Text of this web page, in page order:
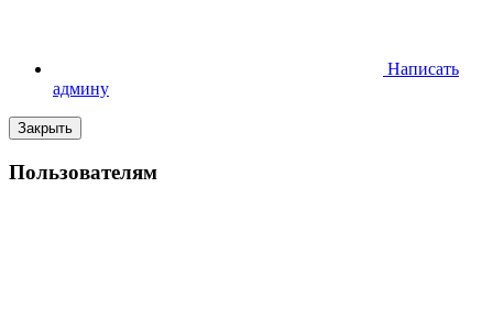
Написать
админу
Закрыть
Пользователям